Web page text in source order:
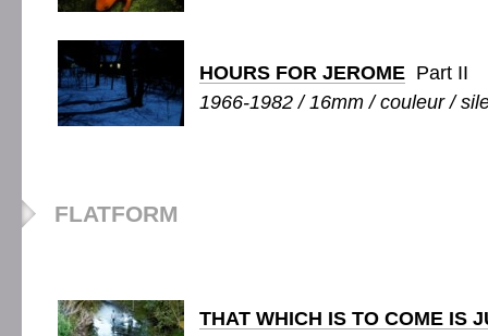
HOURS FOR JEROME Part II
1966-1982 / 16mm / couleur /
FLATFORM
THAT WHICH IS TO COME IS